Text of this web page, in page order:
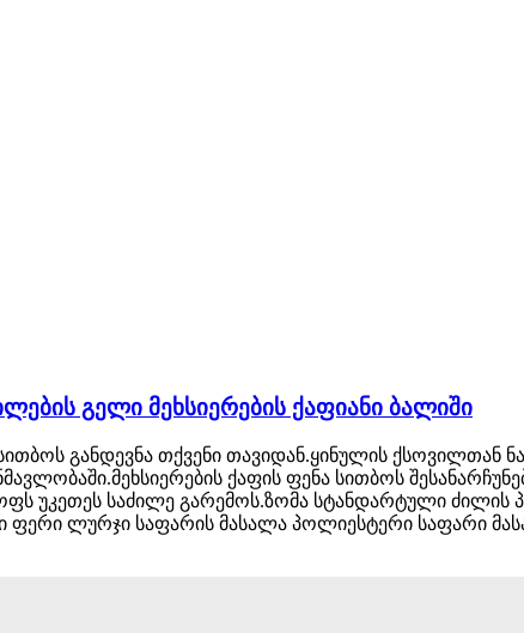
გელი მეხსიერების ქაფიანი ბალიში
განდევნა თქვენი თავიდან.ყინულის ქსოვილთან
ქაფის ფენა სითბოს
საძილე გარემოს.ზომა სტანდარტული ძილის
ფერი ლურჯი საფარის მასალა პოლიესტერი საფარი